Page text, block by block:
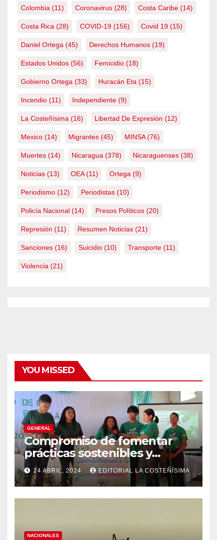
Colombia (11) Coronavirus (28) Costa Caribe (14)
Costa Rica (28) COVID-19 (156) Covid 19 (15)
Daniel Ortega (45) Derechos Humanos (19)
Estados Unidos (56) Femicidio (18)
Gobierno Ortega (33) Huracán Eta (15)
Incendio (11) Independiente (9)
La Costeñísima (16) Libertad De Expresión (12)
Mexico (14) Migrantes (45) MINSA(76)
Muertes (14) Nicaragua (378) Nicaraguenses (38)
Noticias (13) OEA(11) Ortega (9)
Periodismo (12) Periodistas (10)
Policía Nacional (14) Presos Políticos (20)
Represión (11) Resumen Noticias (21)
Sanciones (16) Suicidio (10) Transporte (11)
Violencia (21)
YOU MISSED
GENERAL
Compromiso de fomentar
prácticas sostenibles y
conciencia ecológica en las
instituciones educativas
24 ABRIL, 2024 EDITORIAL LA COSTEÑÍSIMA
NACIONALES